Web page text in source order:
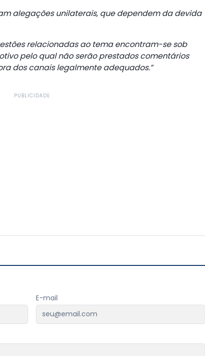
alegações unilaterais, que dependem da devida
relacionadas ao tema encontram-se sob
pelo qual não serão prestados comentários
dos canais legalmente adequados.”
PUBLICIDADE
E-mail